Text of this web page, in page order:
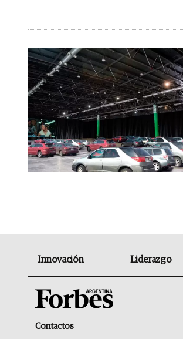
Innovación Liderazgo
Contactos